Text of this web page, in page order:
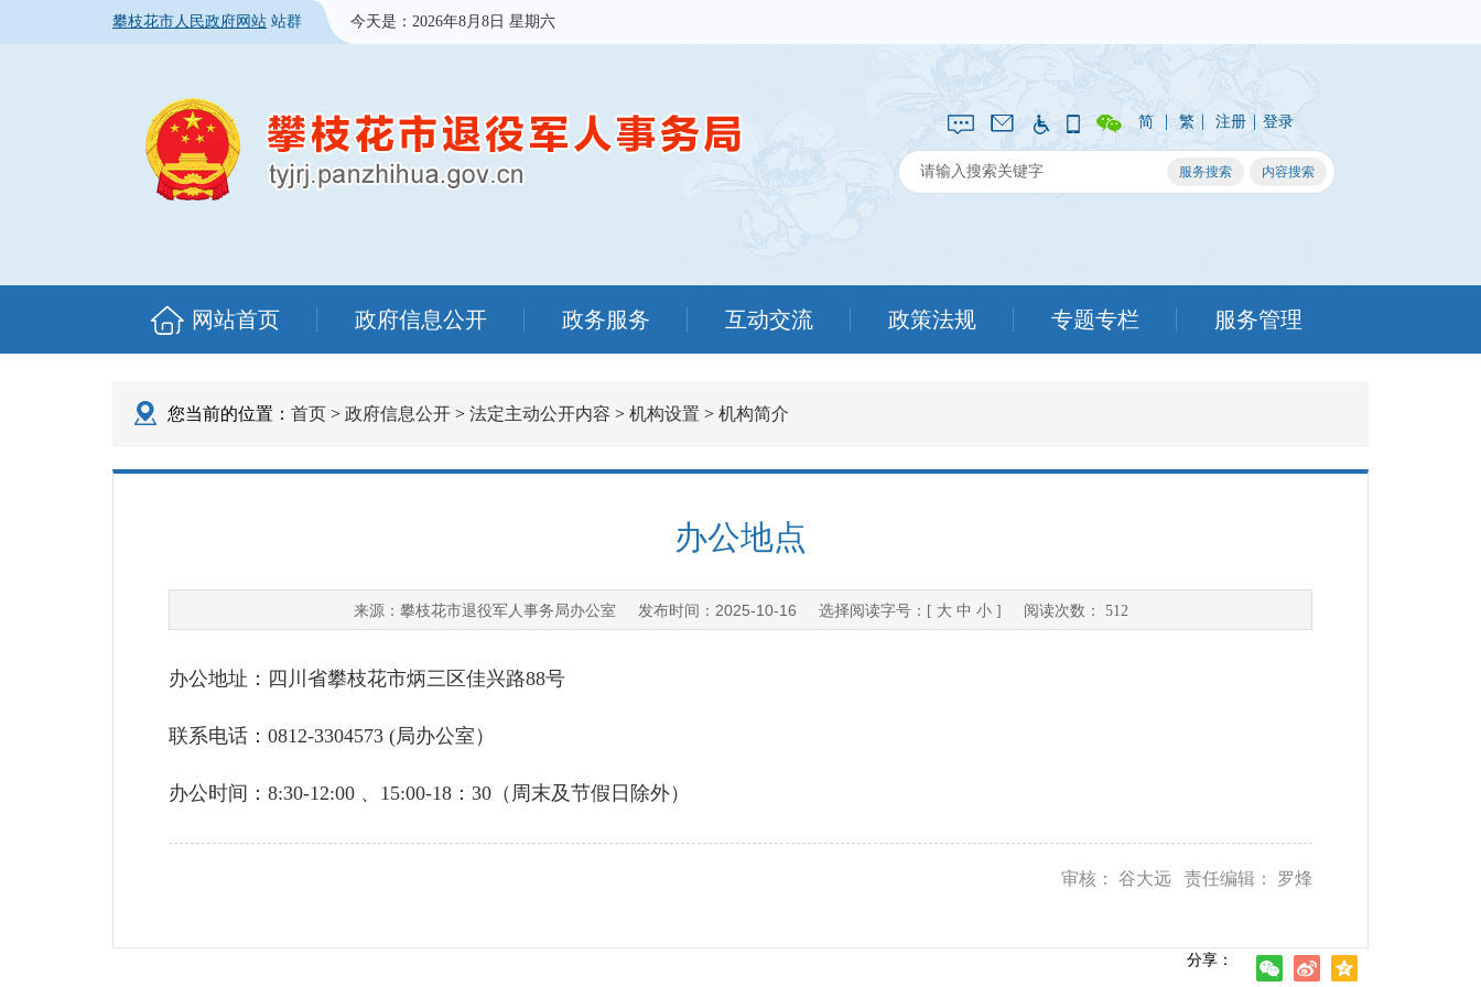
攀枝花市人民政府网站 站群 今天是： 2026年8月8日 星期六
简 | 繁 | 注册 | 登录
网站首页 政府信息公开 政务服务 互动交流 政策法规 专题专栏 服务管理
您当前的位置： 首页 > 政府信息公开 > 法定主动公开内容 > 机构设置 > 机构简介
办公地点
来源： 攀枝花市退役军人事务局办公室 发布时间： 2025-10-16 选择阅读字号：[ 大 中 小] 阅读次数： 512
办公地址：四川省攀枝花市炳三区佳兴路88号
联系电话：0812-3304573 (局办公室）
办公时间：8:30-12:00 、15:00-18：30（周末及节假日除外）
审核： 谷大远 责任编辑： 罗烽
分享：